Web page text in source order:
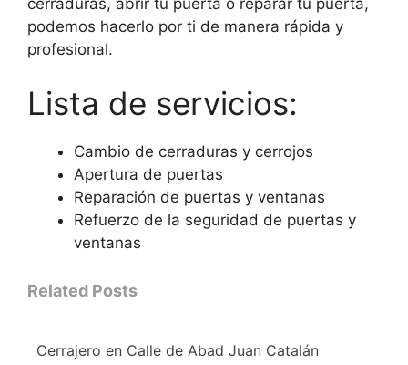
podemos hacerlo por ti de manera rápida y
profesional.
Lista de servicios:
Cambio de cerraduras y cerrojos
Apertura de puertas
Reparación de puertas y ventanas
Refuerzo de la seguridad de puertas y
ventanas
Related Posts
Cerrajero en Calle de Abad Juan Catalán